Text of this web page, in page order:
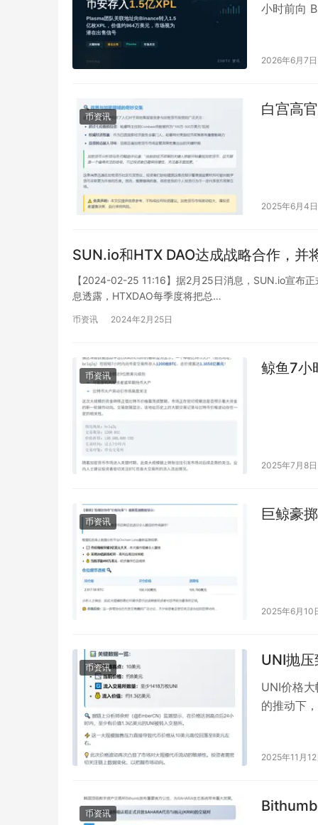
小时前向
2026年6月7日
币资讯 白宫高
2025年6月4日
SUN.io和HTX DAO达成战略合作，并
【2024-02-25 11:16】据2月25日消息，SUN.io宣布
息透露，HTXDAO每季度将把总…
币资讯 2024年2月25日
币资讯 鲸鱼7小
2025年7月8日
币资讯 巨鲸豪
2025年6月10
币资讯 UNI抛
UNI价格
的推动下
2025年11月
币资讯